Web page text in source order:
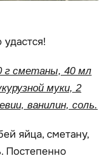
г сметаны, 40 мл
муки, 2
ванилин, соль.
яйца, сметану,
Постепенно